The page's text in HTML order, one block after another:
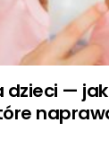
dzieci —